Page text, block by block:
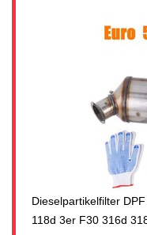
Dieselpartikelfilter
118d 3er F30 316d